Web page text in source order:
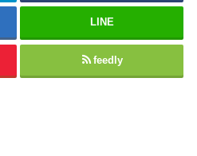
LINE
feedly